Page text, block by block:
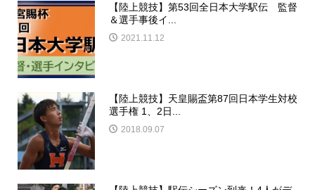
【陸上競技】第53回全日本大学駅伝 監督
＆選手事後イ...
2021.11.12
【陸上競技】天皇賜盃第87回日本学生対校
選手権 1、2日...
2018.09.07